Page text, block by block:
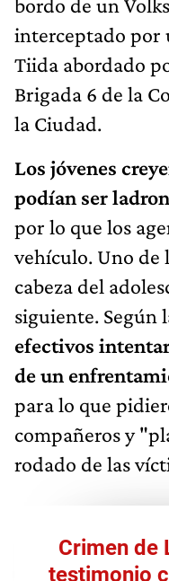
interceptado por
Tiida abordado
Brigada 6 de la
la Ciudad.
Los jóvenes
podían ser
por lo que los
vehículo. Uno de
cabeza del
siguiente. Según
efectivos
de un
para lo que
compañeros y
rodado de las
Crimen de
testimonio